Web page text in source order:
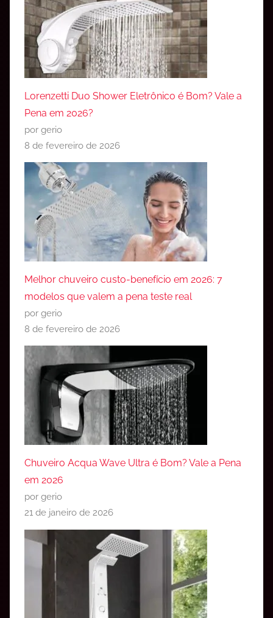
Lorenzetti Duo Shower Eletrônico é Bom? Vale a
Pena em 2026?
por gerio
8 de fevereiro de 2026
Melhor chuveiro custo-benefício em 2026: 7
modelos que valem a pena teste real
por gerio
8 de fevereiro de 2026
Chuveiro Acqua Wave Ultra é Bom? Vale a Pena
em 2026
por gerio
21 de janeiro de 2026